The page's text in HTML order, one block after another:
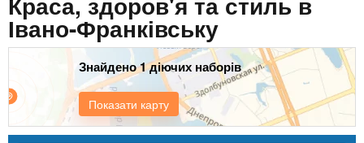
i
e
ч
а
ь
и
ЗВО (ВНЗ)
Коледжі
Курси
т
у
т
Івано-Франківську
Показати карту
Знайдено 1 діючих наборів